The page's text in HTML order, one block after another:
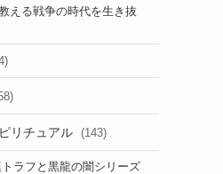
える戦争の時代を生き抜
リチュアル (143)
ラフと黒龍の闇シリーズ